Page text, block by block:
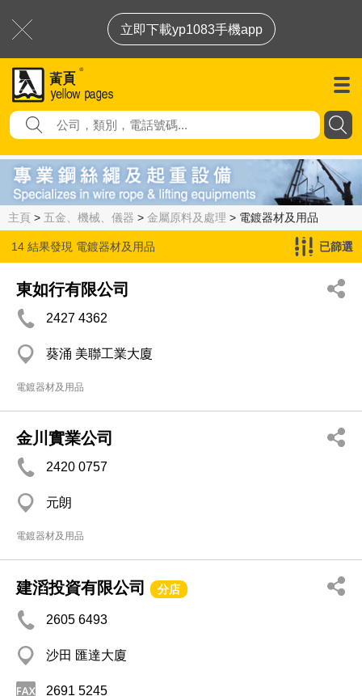
立即下載yp1083手機app
主頁 > 五金、機械、儀器 > 金屬原料及處理 > 電鍍器材及用品
14 結果發現 電鍍器材及用品 已篩選
東如行有限公司
2427 4362
葵涌 美聯工業大廈
電鍍器材及用品
金川實業公司
2420 0757
元朗
電鍍器材及用品
建滔投資有限公司 分店
2605 6493
沙田 匯達大廈
2691 5245